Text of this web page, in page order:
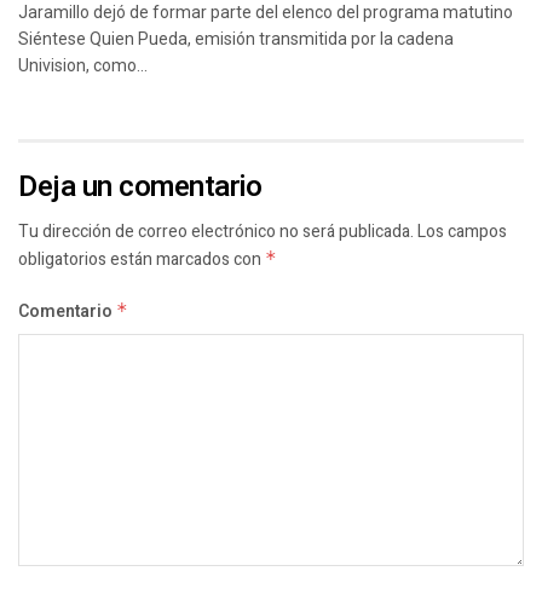
Jaramillo dejó de formar parte del elenco del programa matutino
Siéntese Quien Pueda, emisión transmitida por la cadena
Univision, como...
Deja un comentario
Tu dirección de correo electrónico no será publicada.Los campos
obligatorios están marcados con *
Comentario *